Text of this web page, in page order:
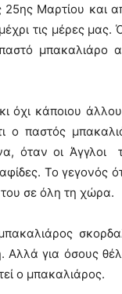
Μαρτίου και
τις μέρες μας.
μπακαλιάρο
όχι κάποιου
ο παστός
όταν οι Άγγλοι
Το γεγονός
σε όλη τη χώρα.
Αλλά για όσους
ο μπακαλιάρος.